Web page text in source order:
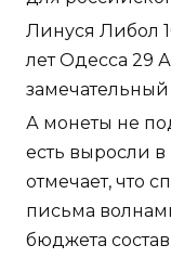
Линуся Либол
лет Одесса 29
А монеты не
есть выросли в
отмечает, что
письма
бюджета